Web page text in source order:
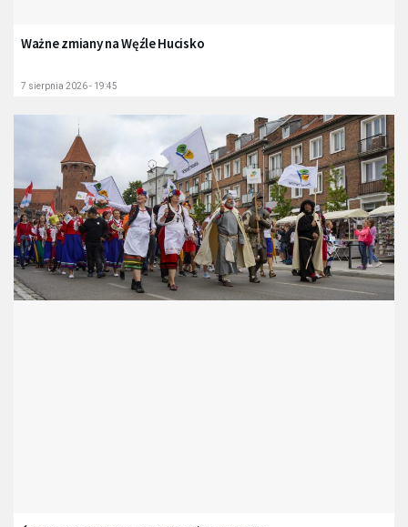
Ważne zmiany na Węźle Hucisko
7 sierpnia 2026 - 19:45